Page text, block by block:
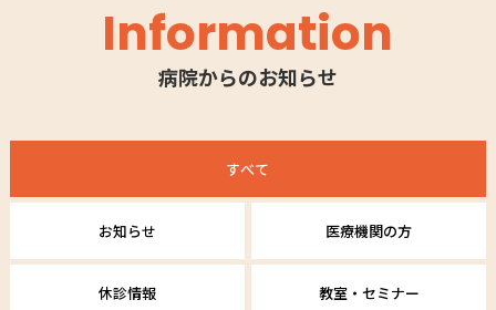
Information
病院からのお知らせ
すべて
お知らせ 医療機関の方
休診情報 教室・セミナー